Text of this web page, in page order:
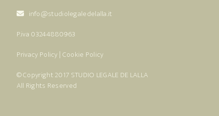
info@studiolegaledelalla.it
P.iva 03244880963
Privacy Policy | Cookie Policy
© Copyright 2017 STUDIO LEGALE DE LALLA
All Rights Reserved